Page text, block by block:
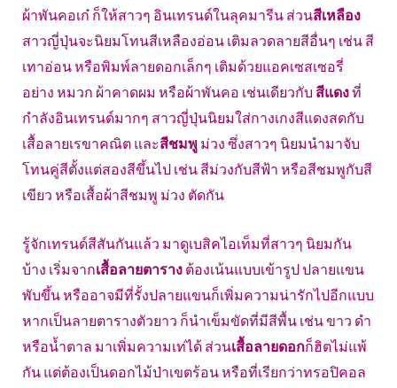
ผ้าพันคอเก๋ ก็ให้สาวๆ อินเทรนด์ในลุคมารีน ส่วนสีเหลือง
สาวญี่ปุ่นจะนิยมโทนสีเหลืองอ่อน เติมลวดลายสีอื่นๆ เช่น สี
เทาอ่อน หรือพิมพ์ลายดอกเล็กๆ เติมด้วยแอคเซสเซอรี่
อย่าง หมวก ผ้าคาดผม หรือผ้าพันคอ เช่นเดียวกับ สีแดงที่
กำลังอินเทรนด์มากๆ สาวญี่ปุ่นนิยมใส่กางเกงสีแดงสดกับ
เสื้อลายเรขาคณิต และสีชมพู ม่วง ซึ่งสาวๆ นิยมนำมาจับ
โทนคู่สีตั้งแต่สองสีขึ้นไป เช่น สีม่วงกับสีฟ้า หรือสีชมพูกับสี
เขียว หรือเสื้อผ้าสีชมพู ม่วง ตัดกัน
รู้จักเทรนด์สีสันกันแล้ว มาดูเบสิคไอเท็มที่สาวๆ นิยมกัน
บ้าง เริ่มจากเสื้อลายตาราง ต้องเน้นแบบเข้ารูป ปลายแขน
พับขึ้น หรืออาจมีที่รั้งปลายแขนก็เพิ่มความน่ารักไปอีกแบบ
หากเป็นลายตารางตัวยาว ก็นำเข็มขัดที่มีสีพื้น เช่น ขาว ดำ
หรือน้ำตาล มาเพิ่มความเท่ได้ ส่วนเสื้อลายดอกก็ฮิตไม่แพ้
กัน แต่ต้องเป็นดอกไม้ป่าเขตร้อน หรือที่เรียกว่าทรอปิคอล